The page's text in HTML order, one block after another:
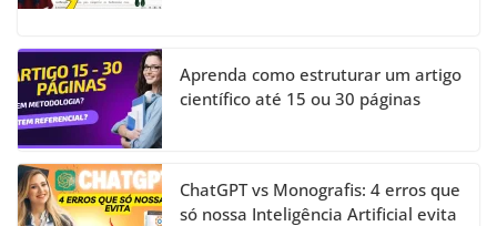
Aprenda como estruturar um artigo
científico até 15 ou 30 páginas
ChatGPT vs Monografis: 4 erros que
só nossa Inteligência Artificial evita